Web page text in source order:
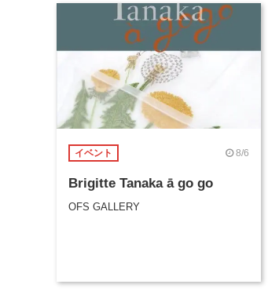
イベント 8/6
Brigitte Tanaka ā go go
OFS GALLERY